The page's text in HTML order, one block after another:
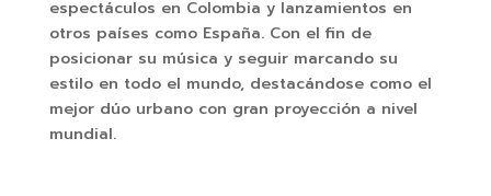
espectáculos en Colombia y lanzamientos en
otros países como España. Con el fin de
posicionar su música y seguir marcando su
estilo en todo el mundo, destacándose como el
mejor dúo urbano con gran proyección a nivel
mundial.